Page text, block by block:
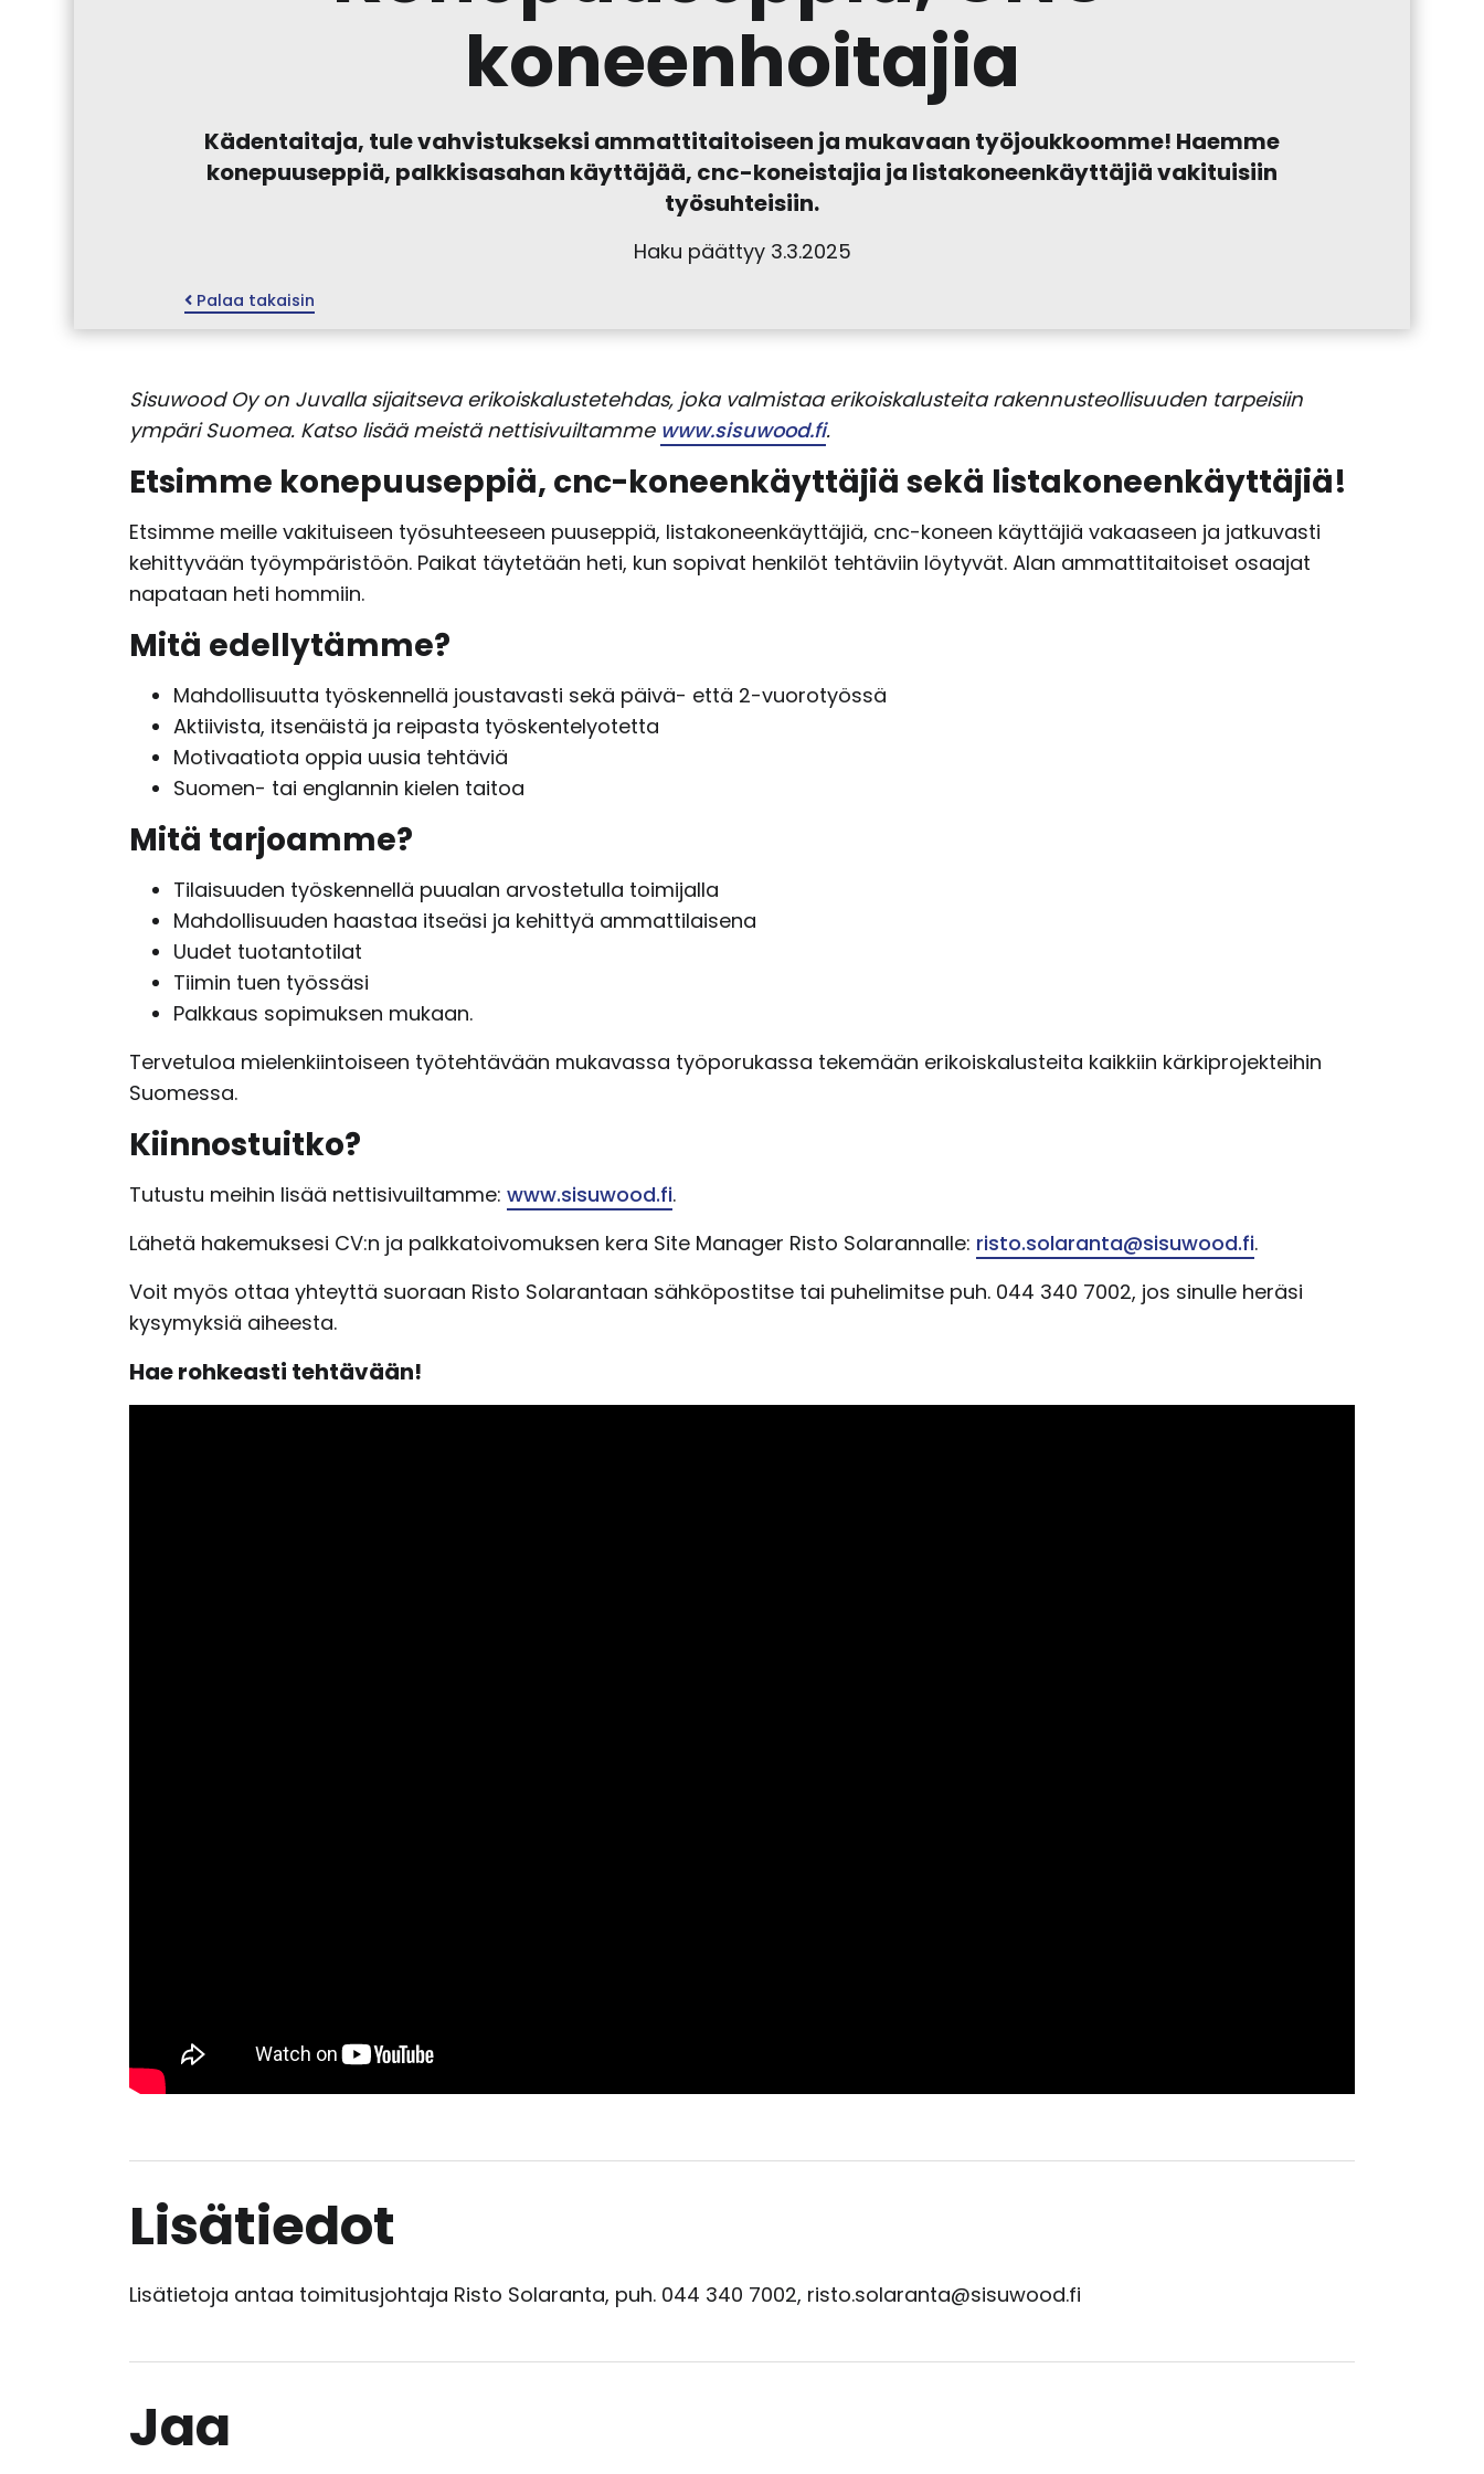
koneenhoitajia
Kädentaitaja, tule vahvistukseksi ammattitaitoiseen ja mukavaan työjoukkoomme! Haemme
konepuuseppiä, palkkisasahan käyttäjää, cnc-koneistajia ja listakoneenkäyttäjiä vakituisiin
työsuhteisiin.
Haku päättyy 3.3.2025
Palaa takaisin
Sisuwood Oy on Juvalla sijaitseva erikoiskalustetehdas, joka valmistaa erikoiskalusteita rakennusteollisuuden tarpeisiin
ympäri Suomea. Katso lisää meistä nettisivuiltamme www.sisuwood.fi.
Etsimme konepuuseppiä, cnc-koneenkäyttäjiä sekä listakoneenkäyttäjiä!
Etsimme meille vakituiseen työsuhteeseen puuseppiä, listakoneenkäyttäjiä, cnc-koneen käyttäjiä vakaaseen ja jatkuvasti
kehittyvään työympäristöön. Paikat täytetään heti, kun sopivat henkilöt tehtäviin löytyvät. Alan ammattitaitoiset osaajat
napataan heti hommiin.
Mitä edellytämme?
Mahdollisuutta työskennellä joustavasti sekä päivä- että 2-vuorotyössä
Aktiivista, itsenäistä ja reipasta työskentelyotetta
Motivaatiota oppia uusia tehtäviä
Suomen- tai englannin kielen taitoa
Mitä tarjoamme?
Tilaisuuden työskennellä puualan arvostetulla toimijalla
Mahdollisuuden haastaa itseäsi ja kehittyä ammattilaisena
Uudet tuotantotilat
Tiimin tuen työssäsi
Palkkaus sopimuksen mukaan.
Tervetuloa mielenkiintoiseen työtehtävään mukavassa työporukassa tekemään erikoiskalusteita kaikkiin kärkiprojekteihin
Suomessa.
Kiinnostuitko?
Tutustu meihin lisää nettisivuiltamme: www.sisuwood.fi.
Lähetä hakemuksesi CV:n ja palkkatoivomuksen kera Site Manager Risto Solarannalle: risto.solaranta@sisuwood.fi.
Voit myös ottaa yhteyttä suoraan Risto Solarantaan sähköpostitse tai puhelimitse puh. 044 340 7002, jos sinulle heräsi
kysymyksiä aiheesta.
Hae rohkeasti tehtävään!
Lisätiedot
Lisätietoja antaa toimitusjohtaja Risto Solaranta, puh. 044 340 7002, risto.solaranta@sisuwood.fi
Jaa